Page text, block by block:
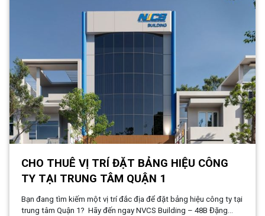
CHO THUÊ VỊ TRÍ ĐẶT BẢNG HIỆU CÔNG
TY TẠI TRUNG TÂM QUẬN 1
Bạn đang tìm kiếm một vị trí đắc địa để đặt bảng hiệu công ty tại
trung tâm Quận 1? Hãy đến ngay NVCS Building – 48B Đặng